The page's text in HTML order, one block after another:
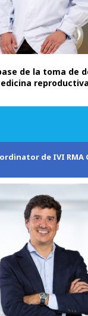
de la toma de
reproductiva
de IVI RMA